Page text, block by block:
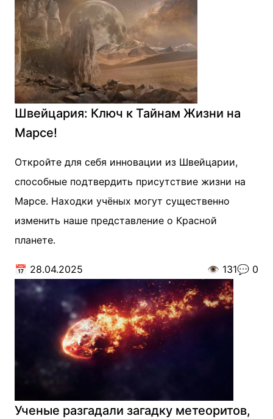
Швейцария: Ключ к Тайнам Жизни на
Марсе!
Откройте для себя инновации из Швейцарии,
способные подтвердить присутствие жизни на
Марсе. Находки учёных могут существенно
изменить наше представление о Красной
планете.
📅 28.04.2025 👁️ 131💬 0
Ученые разгадали загадку метеоритов,